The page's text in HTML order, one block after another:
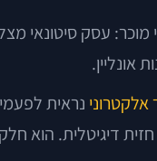
עסק סיטונאי
אונליין.
נראית
דיגיטלית. הוא